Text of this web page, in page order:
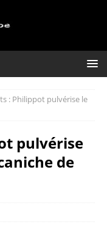
: Philippot pulvérise le
pulvérise
de